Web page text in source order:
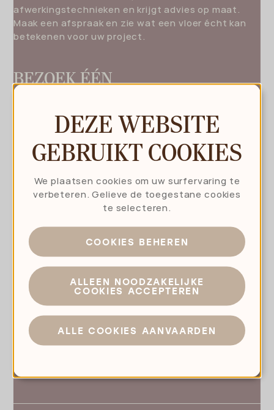
afwerkingstechnieken en krijgt advies op maat.
Maak een afspraak en zie wat een vloer écht kan
betekenen voor uw project.
BEZOEK ÉÉN
SHOWROOMS:
ZWEVEGEM (HOUSE OF
TEXTURES)
ANTWERPEN (THE HUB)
DEZE WEBSITE
GEBRUIKT COOKIES
We plaatsen cookies om uw surfervaring te
verbeteren. Gelieve de toegestane cookies
te selecteren.
COOKIES BEHEREN
ALLEEN NOODZAKELIJKE
COOKIES ACCEPTEREN
ALLE COOKIES AANVAARDEN